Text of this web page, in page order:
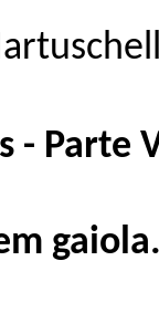
- Parte